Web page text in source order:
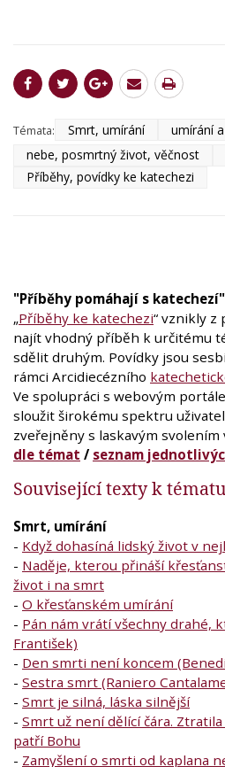
Témata: Smrt, umírání umírání
nebe, posmrtný život, věčnost
Příběhy, povídky ke katechezi
"Příběhy pomáhají s katechezí"
„Příběhy ke katechezi“ vznikly z
najít vhodný příběh k určitému
sdělit druhým. Povídky jsou
rámci Arcidiecézního
Ve spolupráci s webovým
sloužit širokému spektru
zveřejněny s laskavým svolením
dle témat / seznam
Související texty k
Smrt, umírání
- Když dohasíná lidský život v
- Naděje, kterou přináší
život i na smrt
- O křesťanském umírání
- Pán nám vrátí všechny drahé,
František)
- Den smrti není koncem
- Sestra smrt (Raniero
- Smrt je silná, láska silnější
- Smrt už není dělící čára.
patří Bohu
- Zamyšlení o smrti od kaplana